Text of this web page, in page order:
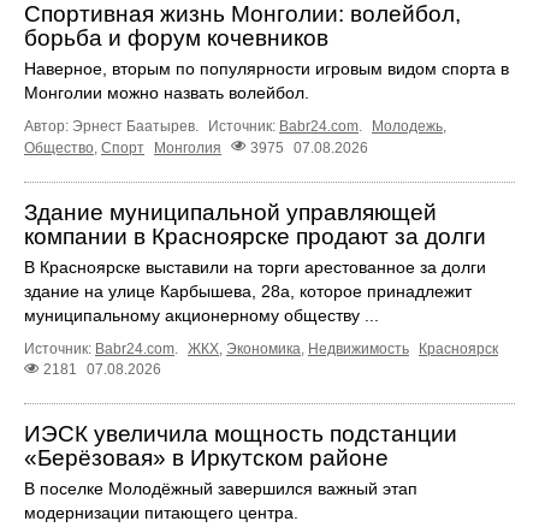
Спортивная жизнь Монголии: волейбол,
борьба и форум кочевников
Наверное, вторым по популярности игровым видом спорта в
Монголии можно назвать волейбол.
Автор: Эрнест Баатырев. Источник: Babr24.com. Молодежь,
Общество Спорт Монголия 3975 07.08.2026
Здание муниципальной управляющей
компании в Красноярске продают за долги
В Красноярске выставили на торги арестованное за долги
здание на улице Карбышева, 28а, которое принадлежит
муниципальному акционерному обществу ...
Источник: Babr24.com ЖКХ Экономика Недвижимость
Красноярск
2181
07.08.2026
ИЭСК увеличила мощность подстанции
«Берёзовая» в Иркутском районе
В поселке Молодёжный завершился важный этап
модернизации питающего центра.